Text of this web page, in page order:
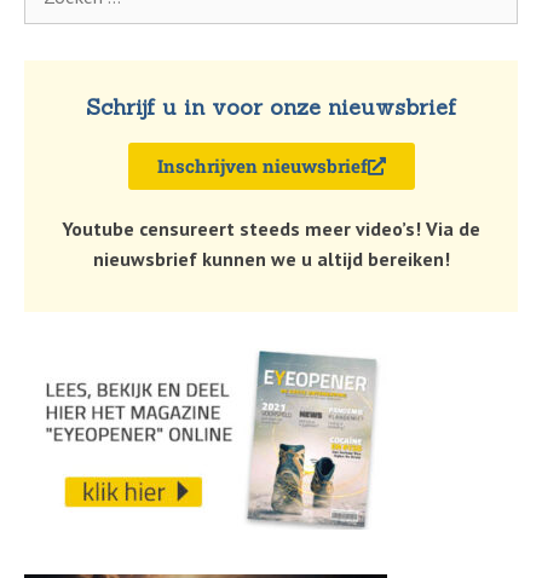
Schrijf u in voor onze nieuwsbrief
Inschrijven nieuwsbrief
Youtube censureert steeds meer video’s! Via de
nieuwsbrief kunnen we u altijd bereiken!